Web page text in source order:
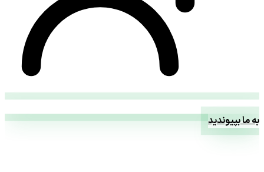
به ما بپیوندید